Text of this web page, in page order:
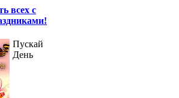
всех с
Пускай
День